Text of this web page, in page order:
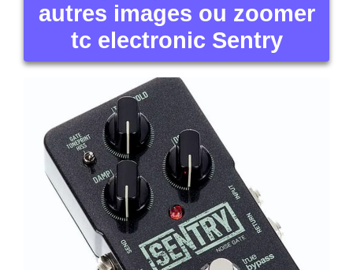
autres images ou zoomer
tc electronic Sentry